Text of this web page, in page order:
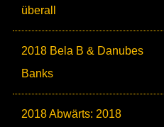
überall
2018 Bela B & Danubes
Banks
2018 Abwärts: 2018